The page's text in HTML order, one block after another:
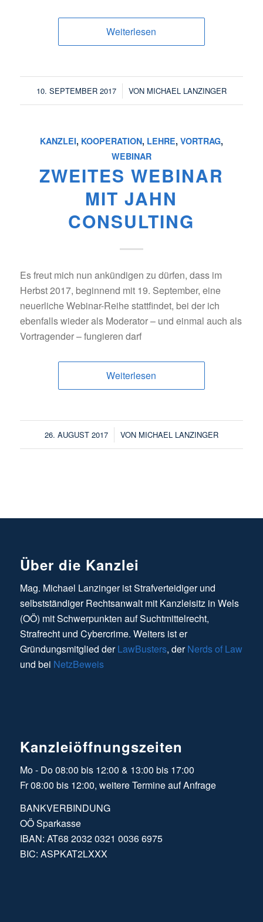
Weiterlesen
10. SEPTEMBER 2017
/ VON MICHAEL LANZINGER
KANZLEI, KOOPERATION, LEHRE, VORTRAG,
WEBINAR
ZWEITES WEBINAR
MIT JAHN
CONSULTING
Es freut mich nun ankündigen zu dürfen, dass im
Herbst 2017, beginnend mit 19. September, eine
neuerliche Webinar-Reihe stattfindet, bei der ich
ebenfalls wieder als Moderator – und einmal auch als
Vortragender – fungieren darf
Weiterlesen
26. AUGUST 2017
/ VON MICHAEL LANZINGER
Über die Kanzlei
Mag. Michael Lanzinger ist Strafverteidiger und
selbstständiger Rechtsanwalt mit Kanzleisitz in Wels
(OÖ) mit Schwerpunkten auf Suchtmittelrecht,
Strafrecht und Cybercrime. Weiters ist er
Gründungsmitglied derLawBusters, derNerds of Law
und bei NetzBeweis
Kanzleiöffnungszeiten
Mo - Do 08:00 bis 12:00 & 13:00 bis 17:00
Fr 08:00 bis 12:00, weitere Termine auf Anfrage
BANKVERBINDUNG
OÖ Sparkasse
IBAN: AT68 2032 0321 0036 6975
BIC: ASPKAT2LXXX